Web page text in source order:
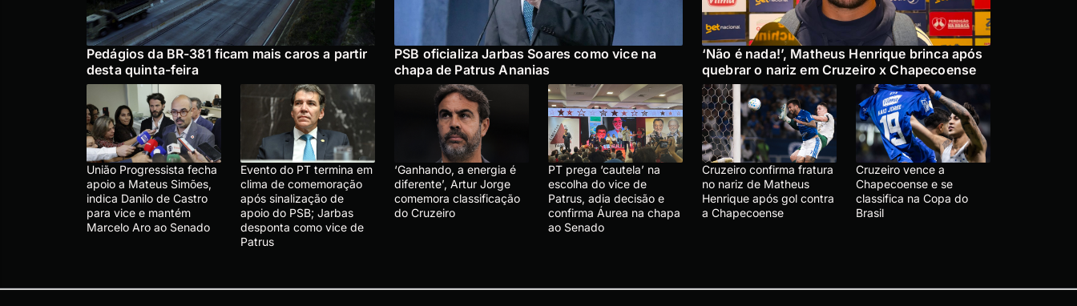
Pedágios da BR-381 ficam mais caros a partir
desta quinta-feira
PSB oficializa Jarbas Soares como vice na
chapa de Patrus Ananias
‘Não é nada!’, Matheus Henrique brinca após
quebrar o nariz em Cruzeiro x Chapecoense
União Progressista fecha
apoio a Mateus Simões,
indica Danilo de Castro
para vice e mantém
Marcelo Aro ao Senado
Evento do PT termina em
clima de comemoração
após sinalização de
apoio do PSB; Jarbas
desponta como vice de
Patrus
‘Ganhando, a energia é
diferente’, Artur Jorge
comemora classificação
do Cruzeiro
PT prega ‘cautela’ na
escolha do vice de
Patrus, adia decisão e
confirma Áurea na chapa
ao Senado
Cruzeiro confirma fratura
no nariz de Matheus
Henrique após gol contra
a Chapecoense
Cruzeiro vence a
Chapecoense e se
classifica na Copa do
Brasil